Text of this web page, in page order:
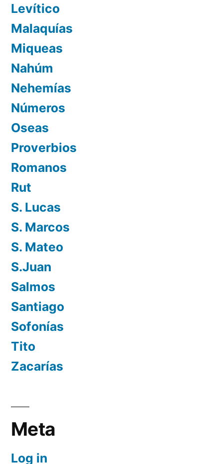
Levítico
Malaquías
Miqueas
Nahúm
Nehemías
Números
Oseas
Proverbios
Romanos
Rut
S. Lucas
S. Marcos
S. Mateo
S.Juan
Salmos
Santiago
Sofonías
Tito
Zacarías
Meta
Log in